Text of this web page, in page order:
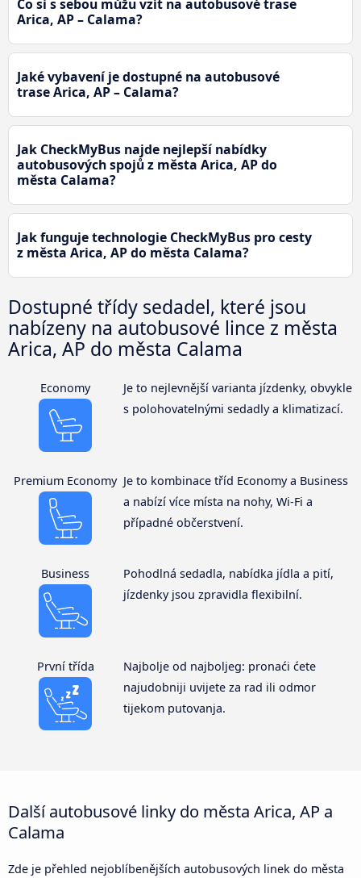
Co si s sebou můžu vzít na autobusové trase
Arica, AP – Calama?
Jaké vybavení je dostupné na autobusové
trase Arica, AP – Calama?
Jak CheckMyBus najde nejlepší nabídky
autobusových spojů z města Arica, AP do
města Calama?
Jak funguje technologie CheckMyBus pro cesty
z města Arica, AP do města Calama?
Dostupné třídy sedadel, které jsou
nabízeny na autobusové lince z města
Arica, AP do města Calama
Economy
Je to nejlevnější varianta jízdenky, obvykle
s polohovatelnými sedadly a klimatizací.
Premium Economy Je to kombinace tříd Economy a Business
a nabízí více místa na nohy, Wi-Fi a
případné občerstvení.
Business
Pohodlná sedadla, nabídka jídla a pití,
jízdenky jsou zpravidla flexibilní.
První třída
Najbolje od najboljeg: pronaći ćete
najudobniji uvijete za rad ili odmor
tijekom putovanja.
Další autobusové linky do města Arica, AP a
Calama
Zde je přehled nejoblíbenějších autobusových linek do města